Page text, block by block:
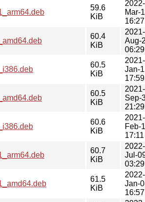
59.6
KiB
2022-
Mar-
16:27
60.4
KiB
2021-
Aug-
06:29
60.5
KiB
2021-
Jan-
17:59
60.5
KiB
2021-
Sep-
21:29
60.6
KiB
2021-
Feb-
17:11
60.7
KiB
2022-
Jul-
03:29
61.5
KiB
2022-
Jan-
16:57